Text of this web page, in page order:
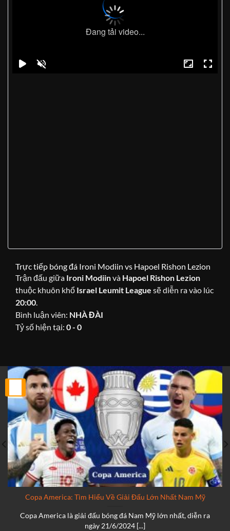
Đang tải video...
Trực tiếp bóng đá Ironi Modiin vs Hapoel Rishon Lezion
Trận đấu giữa Ironi Modiinvà Hapoel Rishon Lezion
thuộc khuôn khổ Israel Leumit League sẽ diễn ra vào lúc
20:00.
Bình luận viên: NHÀ ĐÀI
Tỷ số hiện tại: 0 - 0
Copa America: Tìm Hiểu Về Giải Đấu Lớn Nhất Nam Mỹ
Copa America là giải đấu bóng đá Nam Mỹ lớn nhất, diễn ra
ngày 21/6/2024 [...]